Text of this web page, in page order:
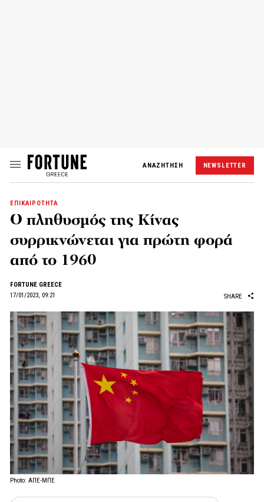
ΑΝΑΖΗΤΗΣΗ NEWSLETTER
ΕΠΙΚΑΙΡΟΤΗΤΑ
Ο πληθυσμός της Κίνας
συρρικνώνεται για πρώτη φορά
από το 1960
FORTUNE GREECE
17/01/2023, 09:21
SHARE
Photo: ΑΠΕ-ΜΠΕ